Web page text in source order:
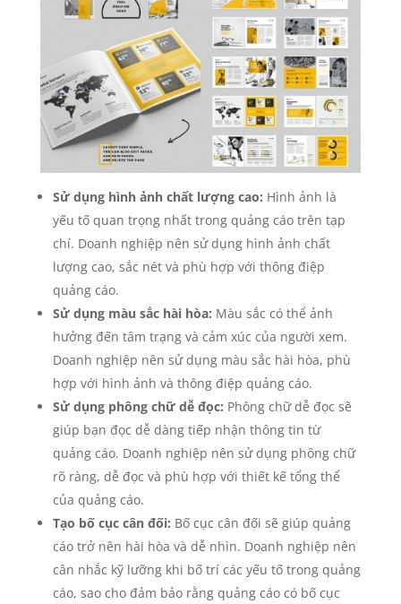
Sử dụng hình ảnh chất lượng cao: Hình ảnh là
yếu tố quan trọng nhất trong quảng cáo trên tạp
chí. Doanh nghiệp nên sử dụng hình ảnh chất
lượng cao, sắc nét và phù hợp với thông điệp
quảng cáo.
Sử dụng màu sắc hài hòa: Màu sắc có thể ảnh
hưởng đến tâm trạng và cảm xúc của người xem.
Doanh nghiệp nên sử dụng màu sắc hài hòa, phù
hợp với hình ảnh và thông điệp quảng cáo.
Sử dụng phông chữ dễ đọc: Phông chữ dễ đọc sẽ
giúp bạn đọc dễ dàng tiếp nhận thông tin từ
quảng cáo. Doanh nghiệp nên sử dụng phông chữ
rõ ràng, dễ đọc và phù hợp với thiết kế tổng thể
của quảng cáo.
Tạo bố cục cân đối: Bố cục cân đối sẽ giúp quảng
cáo trở nên hài hòa và dễ nhìn. Doanh nghiệp nên
cân nhắc kỹ lưỡng khi bố trí các yếu tố trong quảng
cáo, sao cho đảm bảo rằng quảng cáo có bố cục